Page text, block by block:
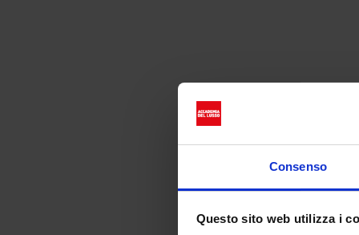
Consenso
Questo sito web utilizza i
Nespresso: il